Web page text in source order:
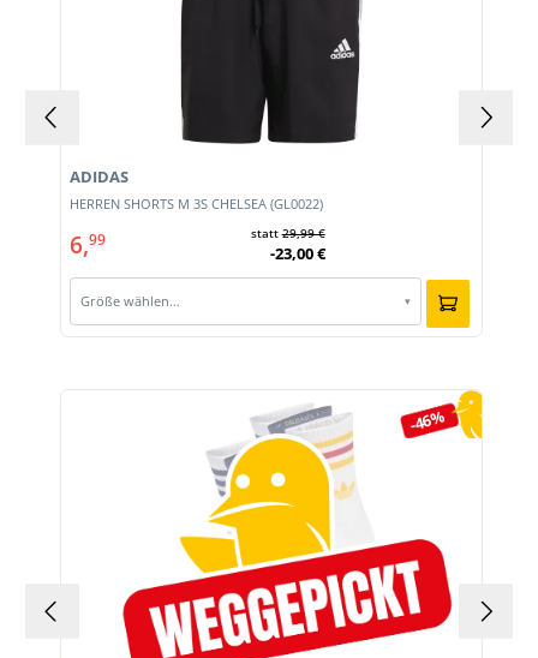
HERREN SHORTS M 3S CHELSEA (GL0022)
ADIDAS
6,99 statt29,99 €
-23,00 €
Größe wählen… ▾
-46%